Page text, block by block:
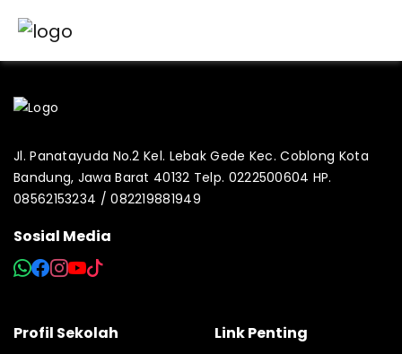
Jl. Panatayuda No.2 Kel. Lebak Gede Kec. Coblong Kota
Bandung, Jawa Barat 40132 Telp. 0222500604 HP.
08562153234 / 082219881949
Sosial Media
Profil Sekolah Link Penting